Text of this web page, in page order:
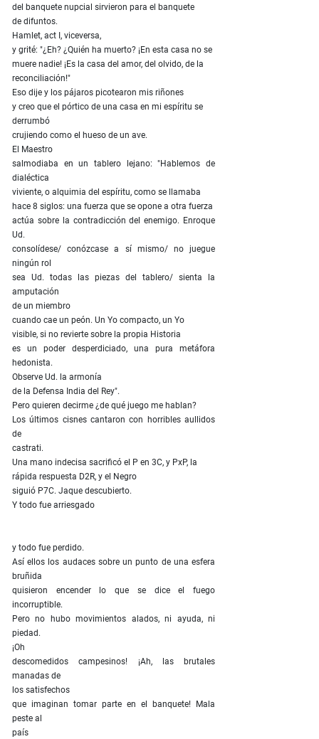
del banquete nupcial sirvieron para el banquete
de difuntos.
Hamlet, act I, viceversa,
y grité: "¿Eh? ¿Quién ha muerto? ¡En esta casa no se
muere nadie! ¡Es la casa del amor, del olvido, de la
reconciliación!"
Eso dije y los pájaros picotearon mis riñones
y creo que el pórtico de una casa en mi espíritu se
derrumbó
crujiendo como el hueso de un ave.
El Maestro
salmodiaba en un tablero lejano: "Hablemos de
dialéctica
viviente, o alquimia del espíritu, como se llamaba
hace 8 siglos: una fuerza que se opone a otra fuerza
actúa sobre la contradicción del enemigo. Enroque
Ud.
consolídese/ conózcase a sí mismo/ no juegue
ningún rol
sea Ud. todas las piezas del tablero/ sienta la
amputación
de un miembro
cuando cae un peón. Un Yo compacto, un Yo
visible, si no revierte sobre la propia Historia
es un poder desperdiciado, una pura metáfora
hedonista.
Observe Ud. la armonía
de la Defensa India del Rey".
Pero quieren decirme ¿de qué juego me hablan?
Los últimos cisnes cantaron con horribles aullidos
de
castrati.
Una mano indecisa sacrificó el P en 3C, y PxP, la
rápida respuesta D2R, y el Negro
siguió P7C. Jaque descubierto.
Y todo fue arriesgado
y todo fue perdido.
Así ellos los audaces sobre un punto de una esfera
bruñida
quisieron encender lo que se dice el fuego
incorruptible.
Pero no hubo movimientos alados, ni ayuda, ni
piedad.
¡Oh
descomedidos campesinos! ¡Ah, las brutales
manadas de
los satisfechos
que imaginan tomar parte en el banquete! Mala
peste al
país